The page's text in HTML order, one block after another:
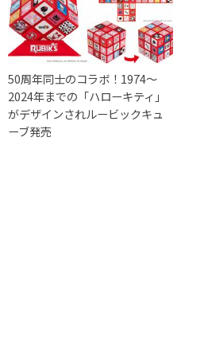
50周年同士のコラボ！1974〜
2024年までの「ハローキティ」
がデザインされルービックキュ
ーブ発売